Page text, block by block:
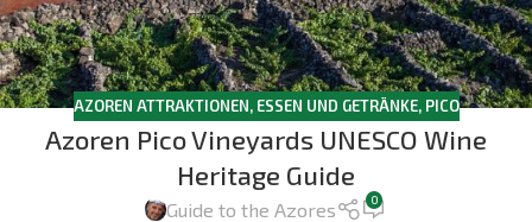
AZOREN ATTRAKTIONEN, ESSEN UND GETRÄNKE, PICO
Azoren Pico Vineyards UNESCO Wine
Heritage Guide
Guide to the Azores 0